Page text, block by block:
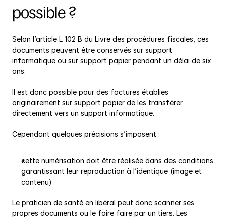
possible ?
Selon l’article L 102 B du Livre des procédures fiscales, ces
documents peuvent être conservés sur support
informatique ou sur support papier pendant un délai de six
ans.
Il est donc possible pour des factures établies
originairement sur support papier de les transférer
directement vers un support informatique.
Cependant quelques précisions s’imposent :
cette numérisation doit être réalisée dans des conditions
garantissant leur reproduction à l’identique (image et
contenu)
Le praticien de santé en libéral peut donc scanner ses
propres documents ou le faire faire par un tiers. Les